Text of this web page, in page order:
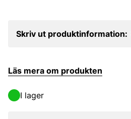
Skriv ut produktinformation:
Läs mera om produkten
I lager